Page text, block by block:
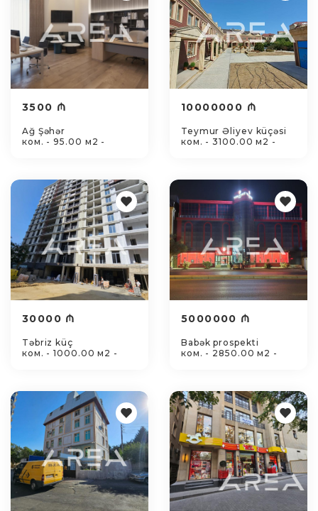
3500 ₼
Ağ Şəhər
ком. - 95.00 м2 -
10000000 ₼
Teymur Əliyev küçəsi
ком. - 3100.00 м2 -
30000 ₼
Təbriz küç
ком. - 1000.00 м2 -
5000000 ₼
Babək prospekti
ком. - 2850.00 м2 -